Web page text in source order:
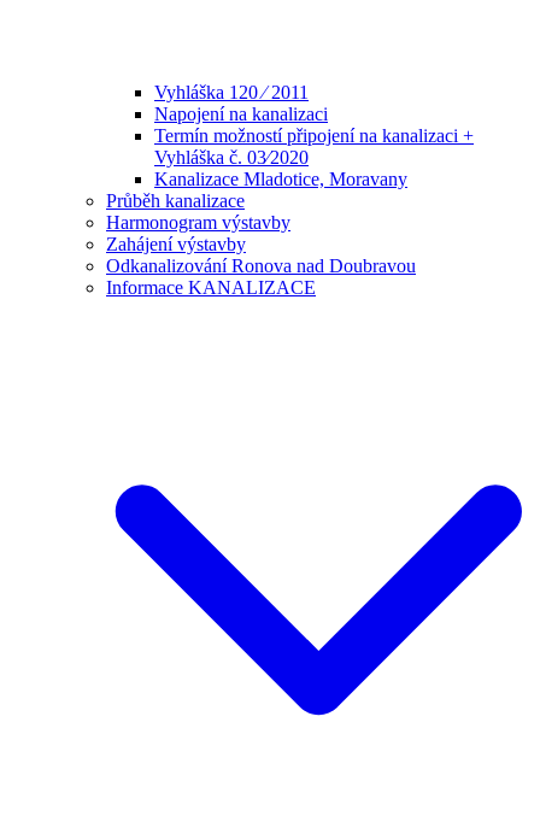
Vyhláška 120 ⁄ 2011
Napojení na kanalizaci
Termín možností připojení na kanalizaci +
Vyhláška č. 03⁄2020
Kanalizace Mladotice, Moravany
Průběh kanalizace
Harmonogram výstavby
Zahájení výstavby
Odkanalizování Ronova nad Doubravou
Informace KANALIZACE